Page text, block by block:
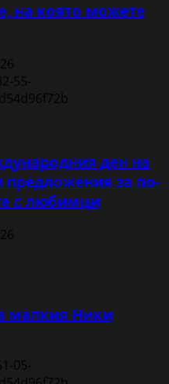
на която можете
ден на
предложения за по-
с любимци
малкия Ники